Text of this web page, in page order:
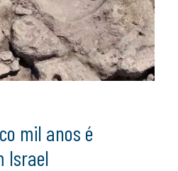
mil anos é
Israel